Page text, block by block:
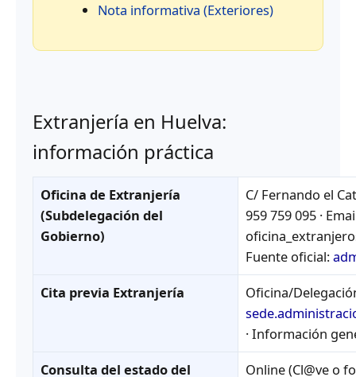
Nota informativa (Exteriores)
Extranjería en Huelva:
información práctica
Oficina de Extranjería
(Subdelegación del
Gobierno)
C/ Fernando el
959 759 095 ·
Fuente oficial:
Cita previa Extranjería
Oficina/
· Información
Consulta del estado del
Online (Cl@ve o